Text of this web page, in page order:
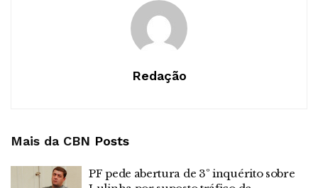
Redação
Mais da CBN Posts
PF pede abertura de 3º inquérito sobre